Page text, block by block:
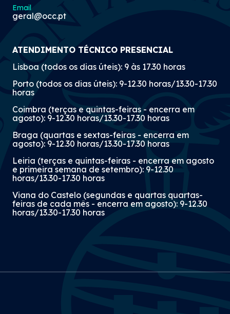
Email
geral@occ.pt
ATENDIMENTO TÉCNICO PRESENCIAL
Lisboa (todos os dias úteis): 9 às 17.30 horas
Porto (todos os dias úteis): 9-12.30 horas/13.30-17.30
horas
Coimbra (terças e quintas-feiras - encerra em
agosto): 9-12.30 horas/13.30-17.30 horas
Braga (quartas e sextas-feiras - encerra em
agosto): 9-12.30 horas/13.30-17.30 horas
Leiria (terças e quintas-feiras - encerra em agosto
e primeira semana de setembro): 9-12.30
horas/13.30-17.30 horas
Viana do Castelo (segundas e quartas quartas-
feiras de cada mês - encerra em agosto): 9-12.30
horas/13.30-17.30 horas